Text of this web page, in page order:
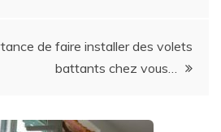
de faire installer des volets
battants chez vous…